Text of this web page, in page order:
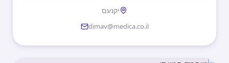
יקנעם
dimav@medica.co.il